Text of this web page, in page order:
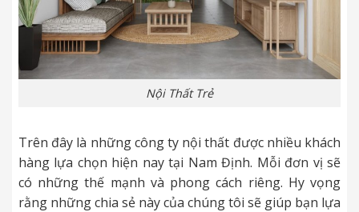
Nội Thất Trẻ
Trên đây là những công ty nội thất được nhiều khách
hàng lựa chọn hiện nay tại Nam Định. Mỗi đơn vị sẽ
có những thế mạnh và phong cách riêng. Hy vọng
rằng những chia sẻ này của chúng tôi sẽ giúp bạn lựa